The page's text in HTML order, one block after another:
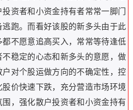
资者和小资金持有者常常一脚门
跑。而看好该股的新多头由于此
不愿意追高买入，常常等待逢低
稳定的心态和新多头的意愿，做
对个股运做方向的不确定性，控
价快速下跌，充分营造市场环境
，强化散户投资者和小资金持有